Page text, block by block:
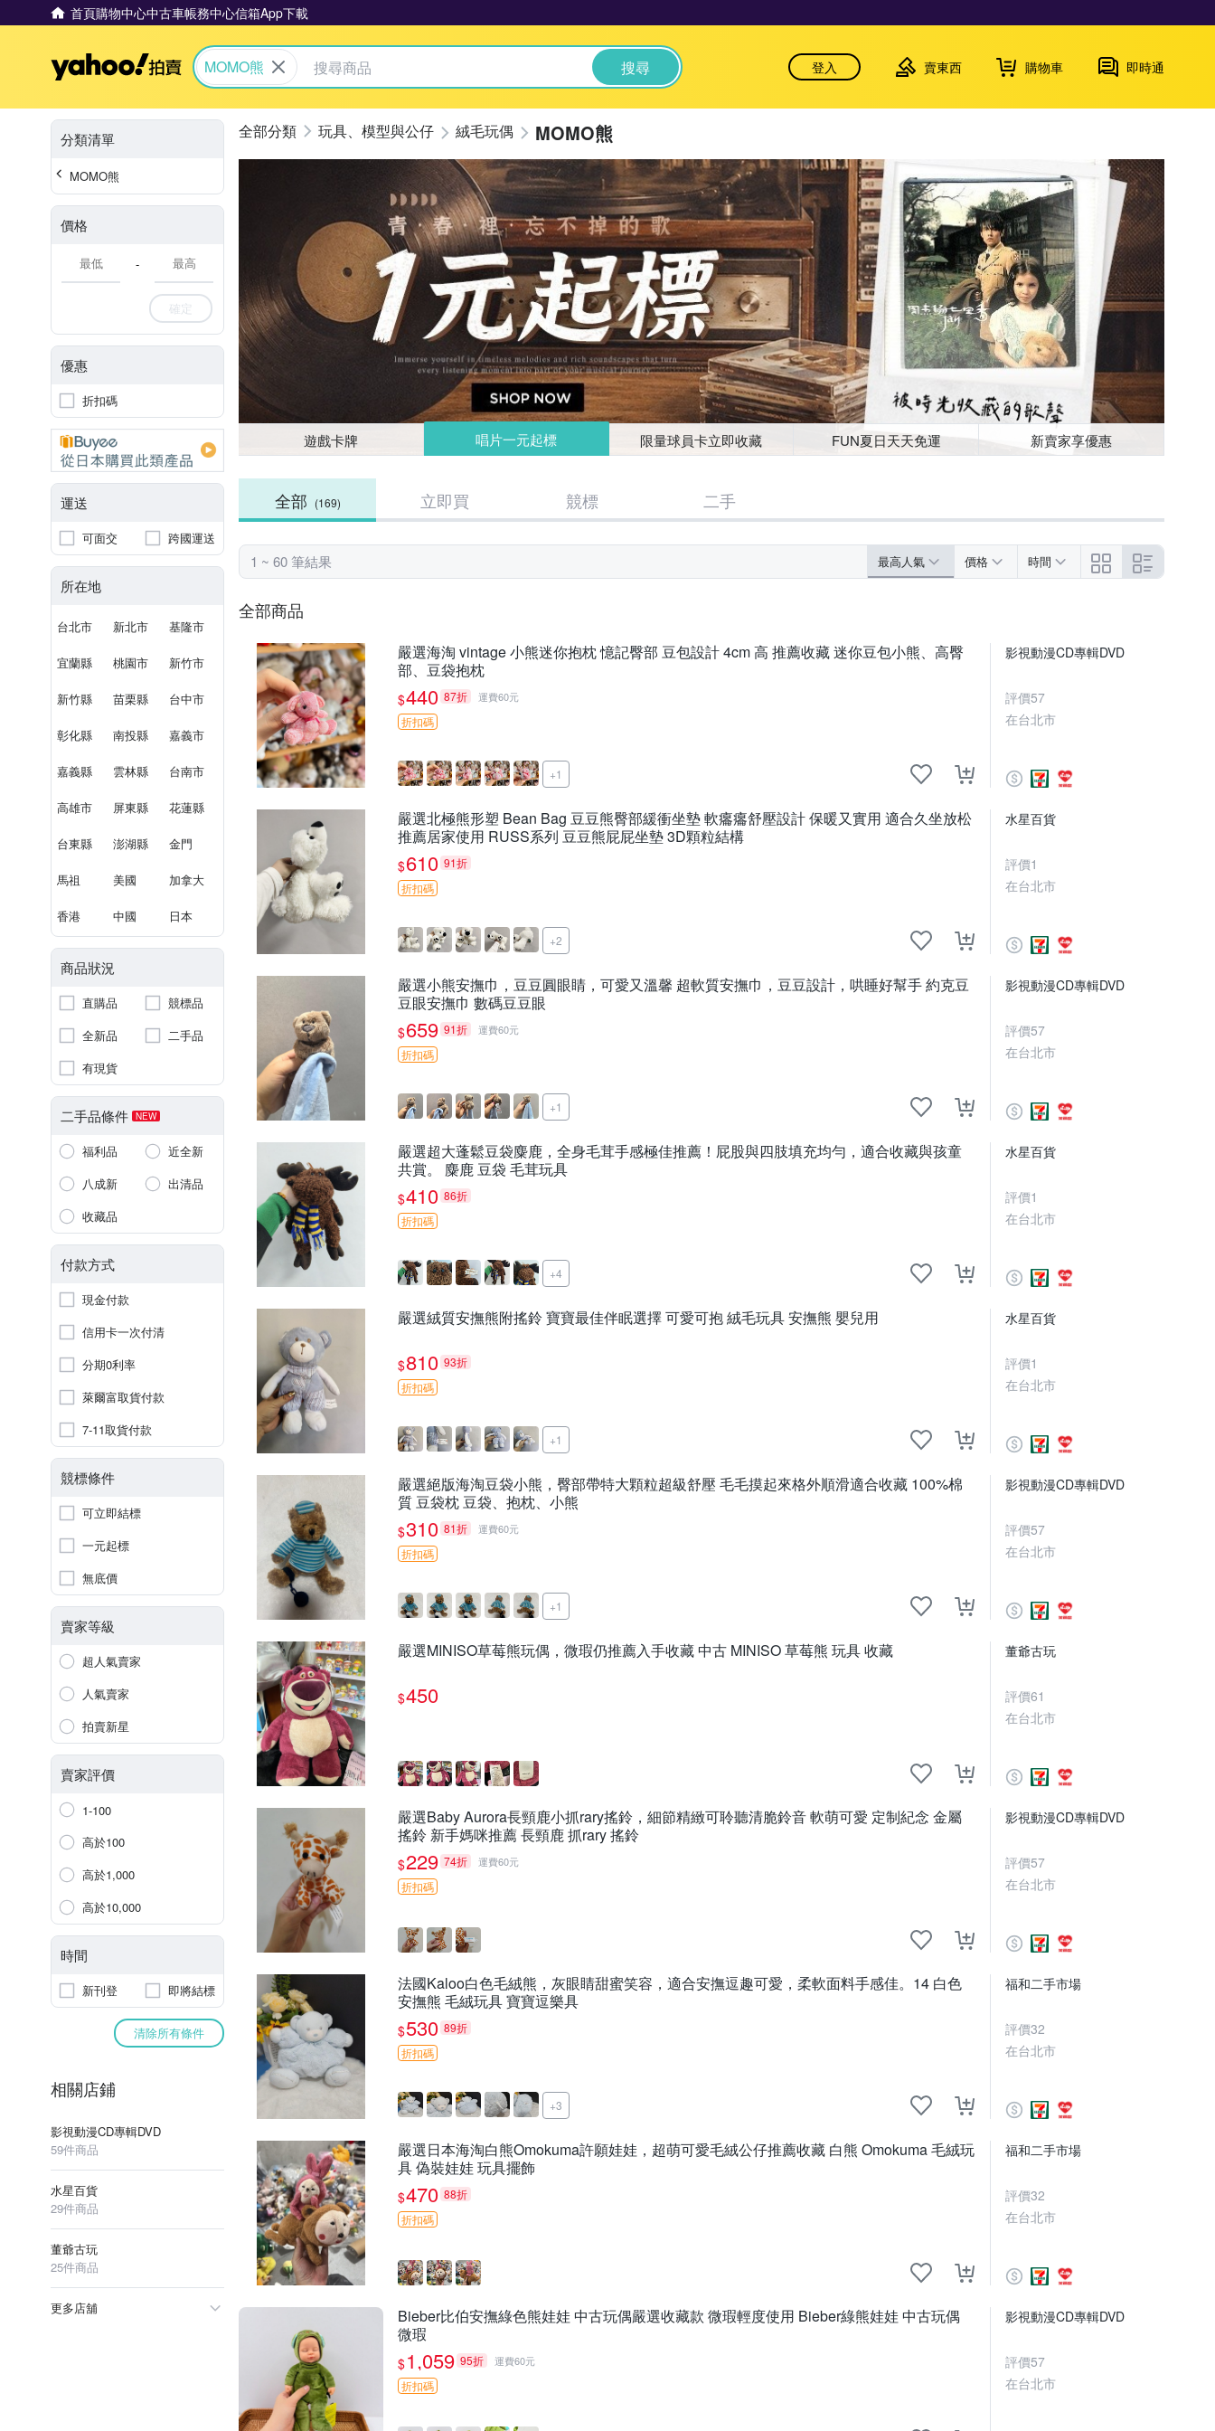
首頁購物中心中古車帳務中心信箱App下載
Yahoo拍賣
MOMO熊 搜尋 登入 賣東西 購物車 即時通
分類清單
MOMO熊
價格
-
確定
優惠
折扣碼
運送
可面交 跨國運送
所在地
台北市 新北市 基隆市
宜蘭縣 桃園市 新竹市
新竹縣 苗栗縣 台中市
彰化縣 南投縣 嘉義市
嘉義縣 雲林縣 台南市
高雄市 屏東縣 花蓮縣
台東縣 澎湖縣 金門
馬祖 美國 加拿大
香港 中國 日本
商品狀況
直購品
競標品
全新品
二手品
有現貨
二手品條件 NEW
福利品
近全新
八成新
出清品
收藏品
付款方式
現金付款
信用卡一次付清
分期0利率
萊爾富取貨付款
7-11取貨付款
競標條件
可立即結標
一元起標
無底價
賣家等級
超人氣賣家
人氣賣家
拍賣新星
賣家評價
1-100
高於100
高於1,000
高於10,000
時間
新刊登 即將結標
清除所有條件
相關店鋪
影視動漫CD專輯DVD
59件商品
水星百貨
29件商品
董爺古玩
25件商品
更多店舖
玩具、模型與公仔 絨毛玩偶 MOMO熊
遊戲卡牌 唱片一元起標 限量球員卡立即收藏 FUN夏日天天免運 新賣家享優惠
全部 (169) 立即買 競標 二手
1 ~ 60 筆結果 最高人氣 價格 時間
全部商品
嚴選海淘 vintage 小熊迷你抱枕 憶記臀部 豆包設計 4cm 高 推薦收藏 迷你豆包小熊、高臀
部、豆袋抱枕
$440 87折 運費60元
折扣碼
+1
影視動漫CD專輯DVD
評價57
在台北市
嚴選北極熊形塑 Bean Bag 豆豆熊臀部緩衝坐墊 軟癟癟舒壓設計 保暖又實用 適合久坐放松
推薦居家使用 RUSS系列 豆豆熊屁屁坐墊 3D顆粒結構
$610 91折
折扣碼
+2
水星百貨
評價1
在台北市
嚴選小熊安撫巾，豆豆圓眼睛，可愛又溫馨 超軟質安撫巾，豆豆設計，哄睡好幫手 約克豆
豆眼安撫巾 數碼豆豆眼
$659 91折 運費60元
折扣碼
+1
影視動漫CD專輯DVD
評價57
在台北市
嚴選超大蓬鬆豆袋麋鹿，全身毛茸手感極佳推薦！屁股與四肢填充均勻，適合收藏與孩童
共賞。 麋鹿 豆袋 毛茸玩具
$410 86折
折扣碼
+4
水星百貨
評價1
在台北市
嚴選絨質安撫熊附搖鈴 寶寶最佳伴眠選擇 可愛可抱 絨毛玩具 安撫熊 嬰兒用
$810 93折
折扣碼
+1
水星百貨
評價1
在台北市
嚴選絕版海淘豆袋小熊，臀部帶特大顆粒超級舒壓 毛毛摸起來格外順滑適合收藏 100%棉
質 豆袋枕 豆袋、抱枕、小熊
$310 81折 運費60元
折扣碼
+1
影視動漫CD專輯DVD
評價57
在台北市
嚴選MINISO草莓熊玩偶，微瑕仍推薦入手收藏 中古 MINISO 草莓熊 玩具 收藏
$450
董爺古玩
評價61
在台北市
嚴選Baby Aurora長頸鹿小抓rary搖鈴，細節精緻可聆聽清脆鈴音 軟萌可愛 定制紀念 金屬
搖鈴 新手媽咪推薦 長頸鹿 抓rary 搖鈴
$229 74折 運費60元
折扣碼
影視動漫CD專輯DVD
評價57
在台北市
法國Kaloo白色毛絨熊，灰眼睛甜蜜笑容，適合安撫逗趣可愛，柔軟面料手感佳。14 白色
安撫熊 毛絨玩具 寶寶逗樂具
$530 89折
折扣碼
+3
福和二手市場
評價32
在台北市
嚴選日本海淘白熊Omokuma許願娃娃，超萌可愛毛絨公仔推薦收藏 白熊 Omokuma 毛絨玩
具 偽裝娃娃 玩具擺飾
$470 88折
折扣碼
福和二手市場
評價32
在台北市
Bieber比伯安撫綠色熊娃娃 中古玩偶嚴選收藏款 微瑕輕度使用 Bieber綠熊娃娃 中古玩偶
微瑕
$1,059 95折 運費60元
折扣碼
影視動漫CD專輯DVD
評價57
在台北市